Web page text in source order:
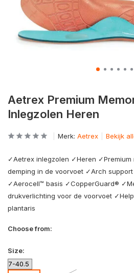
Aetrex Premium
Inlegzolen Heren
Merk: Aetrex Bekijk
✓Aetrex inlegzolen ✓Heren
demping in de voorvoet ✓Arch
✓Aerocell™ basis ✓CopperGuard®
drukverlichting voor de voorvoet
plantaris
Choose from:
Size: